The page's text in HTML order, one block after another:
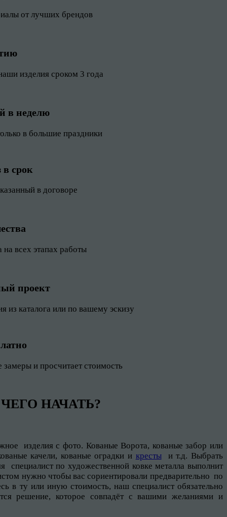
от лучших брендов
изделия сроком 3 года
в неделю
в большие праздники
в срок
в договоре
всех этапах работы
проект
из каталога или по вашему эскизу
замеры и просчитает стоимость
НАЧАТЬ?
изделия с фото. Кованые Ворота, кованые забор или
качели, кованые оградки и крестыи т.д. Выбрать
специалист по художественной ковке металла выполнит
нужно чтобы вас сориентировали предварительно по
в ту или иную стоимость, наш специалист обязательно
решение, которое совпадёт с вашими желаниями и